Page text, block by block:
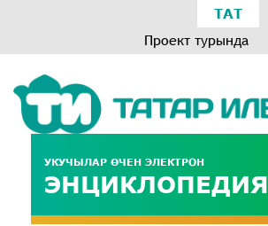
ТАТ
Проект турында
УКУЧЫЛАР ӨЧЕН ЭЛЕКТРОН
ЭНЦИКЛОПЕДИЯ